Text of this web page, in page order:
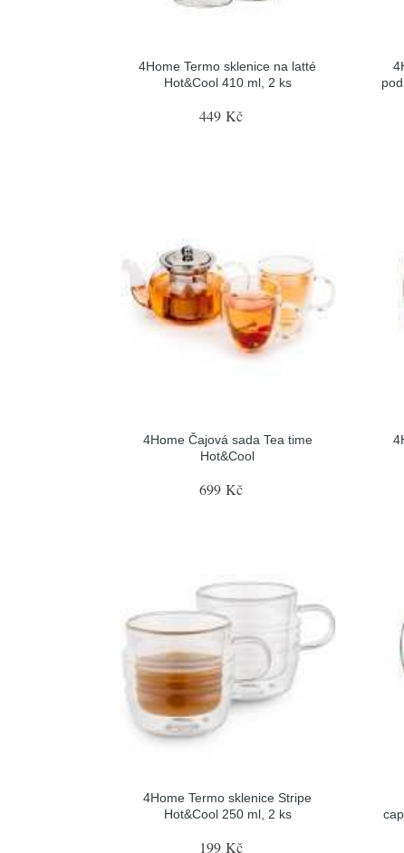
4Home Termo sklenice na latté
Hot&Cool 410 ml, 2 ks
449 Kč
4Home Čajová sada Tea time
Hot&Cool
699 Kč
4Home Termo sklenice Stripe
Hot&Cool 250 ml, 2 ks
199 Kč